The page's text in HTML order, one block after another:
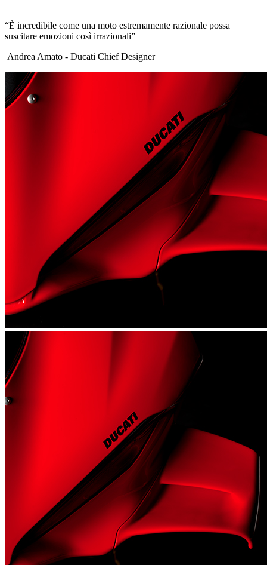
“È incredibile come una moto estremamente razionale possa
suscitare emozioni così irrazionali”
Andrea Amato - Ducati Chief Designer